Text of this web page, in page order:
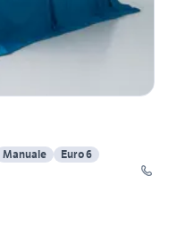
Manuale
Euro 6